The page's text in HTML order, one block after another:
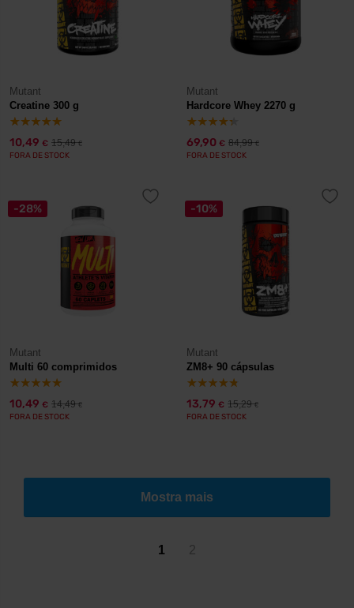
Mutant
Creatine 300 g
10,49 € 15,49€
FORA DE STOCK
Mutant
Hardcore Whey 2270 g
69,90 € 84,99€
FORA DE STOCK
-28%
Mutant
Multi 60 comprimidos
10,49 € 14,49€
FORA DE STOCK
-10%
Mutant
ZM8+ 90 cápsulas
13,79 € 15,29€
FORA DE STOCK
Mostra mais
1 2